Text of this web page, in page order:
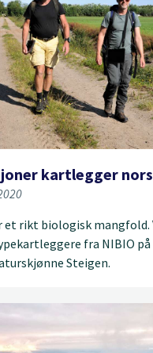
kartlegger
et rikt biologisk mangfold.
fra NIBIO på
Steigen.